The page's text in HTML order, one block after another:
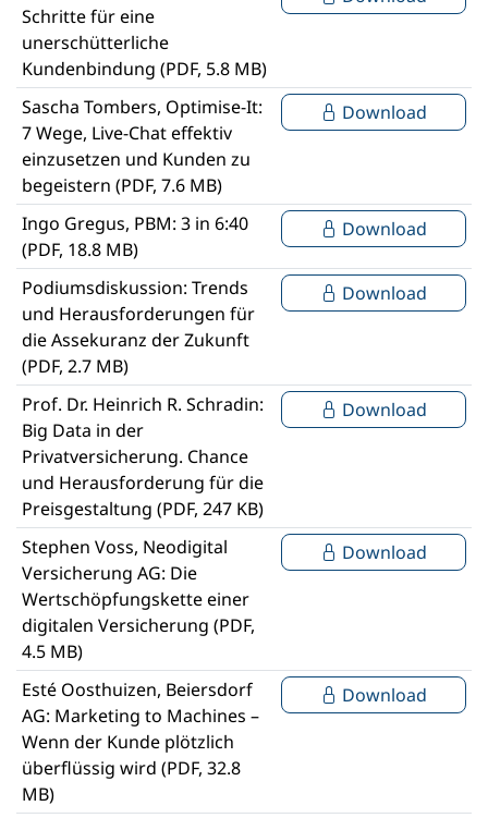
Schritte für eine
unerschütterliche
Kundenbindung (PDF, 5.8 MB)
Sascha Tombers, Optimise-It:
7 Wege, Live-Chat effektiv
einzusetzen und Kunden zu
begeistern (PDF, 7.6 MB)
Download
Ingo Gregus, PBM: 3 in 6:40
(PDF, 18.8 MB)
Download
Podiumsdiskussion: Trends
und Herausforderungen für
die Assekuranz der Zukunft
(PDF, 2.7 MB)
Download
Prof. Dr. Heinrich R. Schradin:
Big Data in der
Privatversicherung. Chance
und Herausforderung für die
Preisgestaltung (PDF, 247 KB)
Download
Stephen Voss, Neodigital
Versicherung AG: Die
Wertschöpfungskette einer
digitalen Versicherung (PDF,
4.5 MB)
Download
Esté Oosthuizen, Beiersdorf
AG: Marketing to Machines –
Wenn der Kunde plötzlich
überflüssig wird (PDF, 32.8
MB)
Download